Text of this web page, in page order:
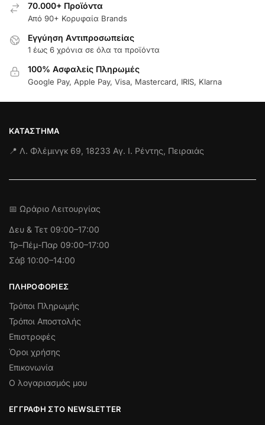
70.000+ Προϊόντα
Από 90+ Κορυφαία Brands
Εγγύηση Aντιπροσωπείας
1 έως 6 χρόνια σε όλα τα προϊόντα
100% Ασφαλείς Πληρωμές
Google Pay, Apple Pay, Visa, Mastercard, IRIS, Klarna
ΚΑΤΆΣΤΗΜΑ
📍 Λ. Φλέμινγκ 69, 18233 Αγ. Ι. Ρέντης, Πειραιάς
📅 Ωράριο Λειτουργίας
Δευ & Τετ 09:00–17:00
Τρ–Πέμ-Παρ 09:00–17:00
Σάβ 10:00–14:00
ΠΛΗΡΟΦΟΡΊΕΣ
Τρόποι Πληρωμής
Τρόποι Αποστολής
Επιστροφές
Όροι χρήσης
Επικονωνία
Ο λογαριασμός μου
ΕΓΓΡΑΦΉ ΣΤΟ NEWSLETTER